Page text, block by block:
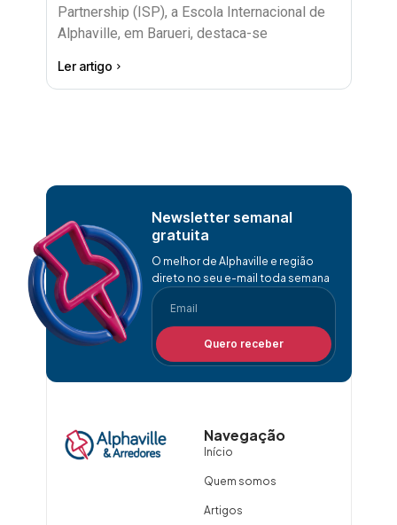
Partnership (ISP), a Escola Internacional de
Alphaville, em Barueri, destaca-se
Ler artigo
Newsletter semanal
gratuita
O melhor de Alphaville e região
direto no seu e-mail toda semana
Quero receber
Navegação
Início
Quem somos
Artigos